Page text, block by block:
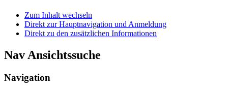
Zum Inhalt wechseln
Direkt zur Hauptnavigation und Anmeldung
Direkt zu den zusätzlichen Informationen
Nav Ansichtssuche
Navigation